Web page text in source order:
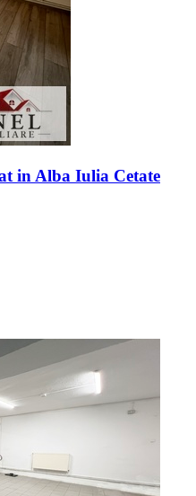
in Alba Iulia Cetate